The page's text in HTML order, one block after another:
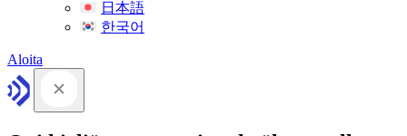
日本語
한국어
Aloita